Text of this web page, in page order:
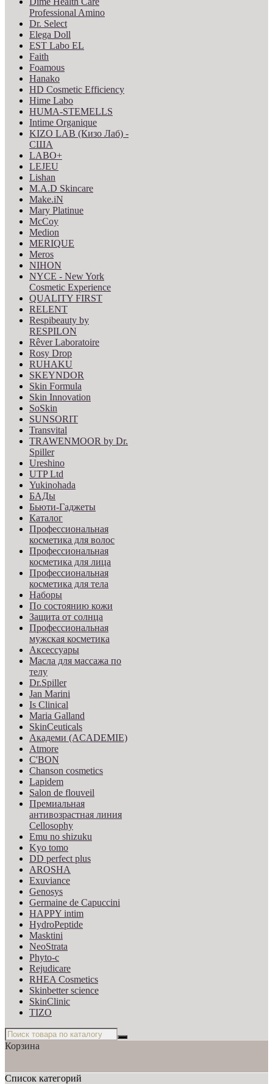
Professional Amino
Dr. Select
Elega Doll
EST Labo EL
Faith
Foamous
Hanako
HD Cosmetic Efficiency
Hime Labo
HUMA-STEMELLS
Intime Organique
KIZO LAB (Кизо Лаб) -
США
LABO+
LEJEU
Lishan
M.A.D Skincare
Make.iN
Mary Platinue
McCoy
Medion
MERIQUE
Meros
NIHON
NYCE - New York
Cosmetic Experience
QUALITY FIRST
RELENT
Respibeauty by
RESPILON
Rêver Laboratoire
Rosy Drop
RUHAKU
SKEYNDOR
Skin Formula
Skin Innovation
SoSkin
SUNSORIT
Transvital
TRAWENMOOR by Dr.
Spiller
Ureshino
UTP Ltd
Yukinohada
БАДы
Бьюти-Гаджеты
Каталог
Профессиональная
косметика для волос
Профессиональная
косметика для лица
Профессиональная
косметика для тела
Наборы
По состоянию кожи
Защита от солнца
Профессиональная
мужская косметика
Аксессуары
Масла для массажа по
телу
Dr.Spiller
Jan Marini
Is Clinical
Maria Galland
SkinCeuticals
Академи (ACADEMIE)
Atmore
C'BON
Chanson cosmetics
Lapidem
Salon de flouveil
Премиальная
антивозрастная линия
Cellosophy
Emu no shizuku
Kyo tomo
DD perfect plus
AROSHA
Exuviance
Genosys
Germaine de Capuccini
HAPPY intim
HydroPeptide
Masktini
NeoStrata
Phyto-c
Rejudicare
RHEA Cosmetics
Skinbetter science
SkinСlinic
TIZO
Корзина
Список категорий